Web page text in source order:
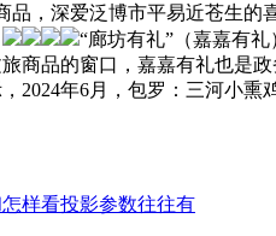
品，深爱泛博市平易近苍生
“廊坊有礼”（嘉嘉有
商品的窗口，嘉嘉有礼也是
2024年6月，包罗：三河小
样看投影参数往往有